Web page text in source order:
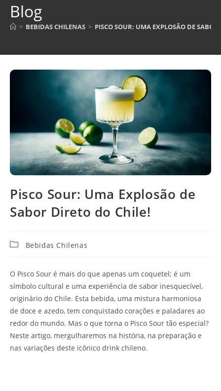
Blog
> BEBIDAS CHILENAS > PISCO SOUR: UMA EXPLOSÃO DE
Pisco Sour: Uma Explosão de
Sabor Direto do Chile!
CategoriaBebidas Chilenas
O Pisco Sour é mais do que apenas um coquetel; é um
símbolo cultural e uma experiência de sabor inesquecível,
originário do Chile. Esta bebida, uma mistura harmoniosa
de doce e azedo, tem conquistado corações e paladares ao
redor do mundo. Mas o que torna o Pisco Sour tão especial?
Neste artigo, mergulharemos na história, na preparação e
nas variações deste icônico drink chileno.